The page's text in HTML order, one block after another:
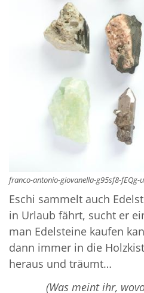
franco-antonio-giovanella-g95sf8-fEQg-
Eschi sammelt auch
in Urlaub fährt, sucht er
man Edelsteine kaufen
dann immer in die
heraus und träumt…
(Was meint ihr,